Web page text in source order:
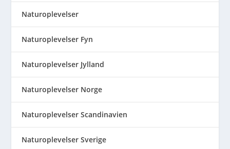
Naturoplevelser
Naturoplevelser Fyn
Naturoplevelser Jylland
Naturoplevelser Norge
Naturoplevelser Scandinavien
Naturoplevelser Sverige